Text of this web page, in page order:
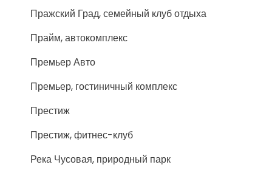
Пражский Град, семейный клуб отдыха
Прайм, автокомплекс
Премьер Авто
Премьер, гостиничный комплекс
Престиж
Престиж, фитнес-клуб
Река Чусовая, природный парк